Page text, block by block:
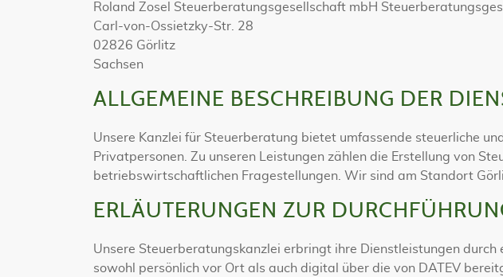
Roland Zosel Steuerberatungsgesellschaft mbH
Carl-von-Ossietzky-Str. 28
02826 Görlitz
Sachsen
ALLGEMEINE BESCHREIBUNG DER
Unsere Kanzlei für Steuerberatung bietet umfassende steuerliche
Privatpersonen. Zu unseren Leistungen zählen die Erstellung von
betriebswirtschaftlichen Fragestellungen. Wir sind am Standort
ERLÄUTERUNGEN ZUR
Unsere Steuerberatungskanzlei erbringt ihre Dienstleistungen
sowohl persönlich vor Ort als auch digital über die von DATEV